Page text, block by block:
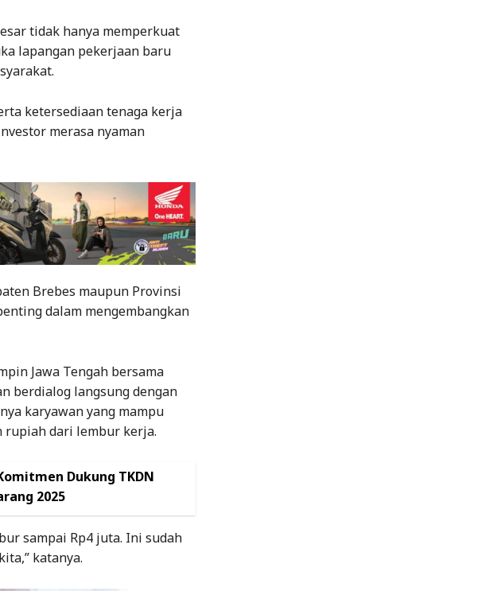
tidak hanya memperkuat
lapangan pekerjaan baru
ketersediaan tenaga kerja
merasa nyaman
Brebes maupun Provinsi
dalam mengembangkan
Jawa Tengah bersama
berdialog langsung dengan
karyawan yang mampu
rupiah dari lembur kerja.
Dukung TKDN
2025
sampai Rp4 juta. Ini sudah
katanya.